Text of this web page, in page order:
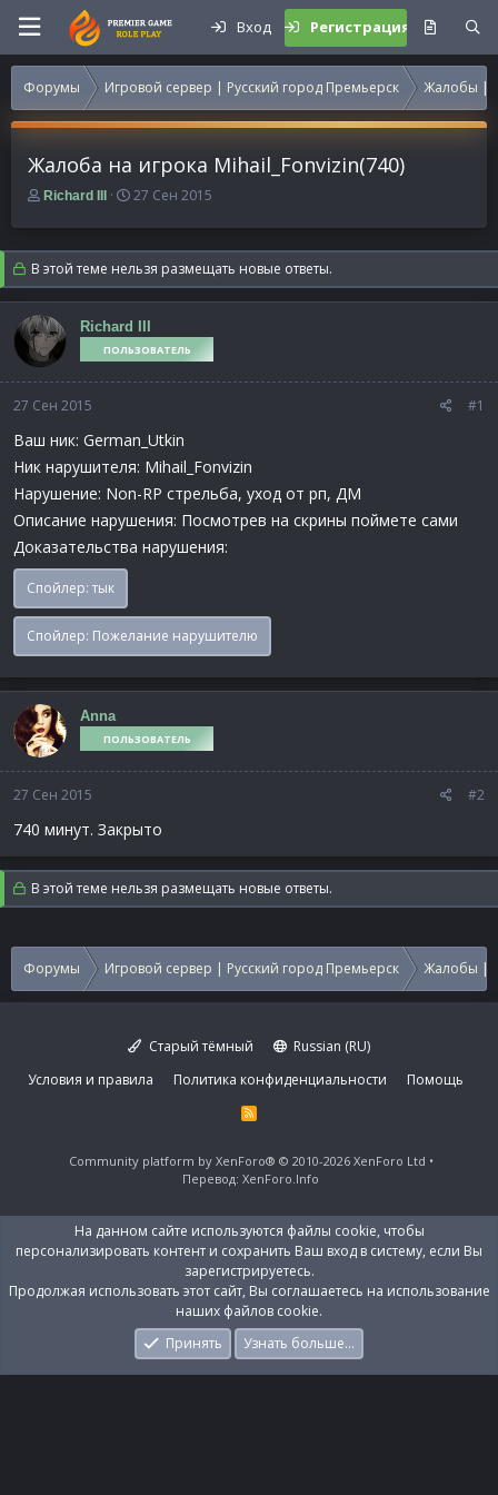
Вход Регистрация
Форумы Игровой сервер | Русский город Премьерск Жалобы |
Жалоба на игрока Mihail_Fonvizin(740)
А
т
о
р
т
е
м
ы
Richard III
Д
т
а
н
а
а
л
27 Сен 2015
В этой теме нельзя размещать новые ответы.
Richard III
ПОЛЬЗОВАТЕЛЬ
27 Сен 2015 #1
Ваш ник: German_Utkin
Ник нарушителя: Mihail_Fonvizin
Нарушение: Non-RP стрельба, уход от рп, ДМ
Описание нарушения: Посмотрев на скрины поймете сами
Доказательства нарушения:
Спойлер: тык
Спойлер: Пожелание нарушителю
Anna
ПОЛЬЗОВАТЕЛЬ
27 Сен 2015 #2
740 минут. Закрыто
В этой теме нельзя размещать новые ответы.
Форумы Игровой сервер | Русский город Премьерск Жалобы |
Старый тёмный
Russian (RU)
Условия и правила
Политика конфиденциальности Помощь
R
S
Community platform by XenForo® © 2010-2026 XenForo Ltd
Перевод: XenForo.Info
На данном сайте используются файлы cookie, чтобы
персонализировать контент и сохранить Ваш вход в систему, если Вы
зарегистрируетесь.
Продолжая использовать этот сайт, Вы соглашаетесь на использование
наших файлов cookie.
Принять
Узнать больше…